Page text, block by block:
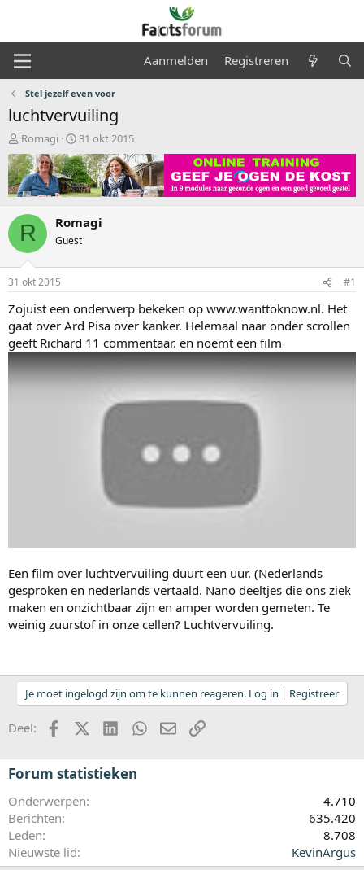
Aanmelden Registreren
Stel jezelf even voor
luchtvervuiling
O
n
d
e
r
w
e
r
p
s
t
r
t
e
r
Romagi
S
t
a
r
t
a
t
m
31 okt 2015
R Romagi
Guest
31 okt 2015 #1
Zojuist een onderwerp bekeken op www.wanttoknow.nl. Het
gaat over Ard Pisa over kanker. Helemaal naar onder scrollen
geeft Richard 11 commentaar. en noemt een film
Een film over luchtvervuiling duurt een uur. (Nederlands
gesproken en nederlands vertaald. Nano deeltjes die ons ziek
maken en onzichtbaar zijn en amper worden gemeten. Te
weinig zuurstof in onze cellen? Luchtvervuiling.
Je moet ingelogd zijn om te kunnen reageren. Log in | Registreer
Deel: FacebookX (Twitter)LinkedInWhatsApp
E-mailkoppeling
Forum statistieken
Onderwerpen
4.710
Berichten
635.420
Leden
8.708
Nieuwste lid
KevinArgus